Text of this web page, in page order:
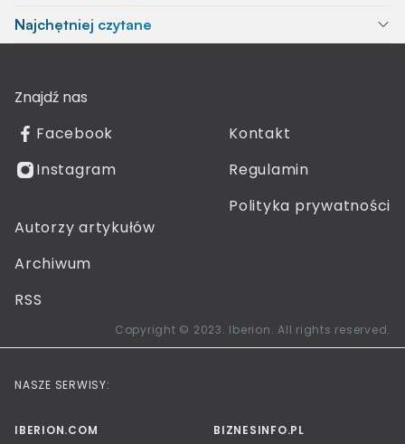
Najchętniej czytane
Znajdź nas
Facebook
Instagram
Kontakt
Regulamin
Polityka prywatności
Autorzy artykułów
Archiwum
RSS
Copyright © 2023. Iberion. All rights reserved.
NASZE SERWISY:
IBERION.COM BIZNESINFO.PL